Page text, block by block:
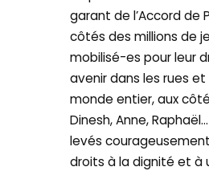
garant de l’Accord de
côtés des millions de
mobilisé-es pour leur
avenir dans les rues
monde entier, aux
Dinesh, Anne,
levés
droits à la dignité et à